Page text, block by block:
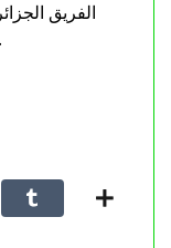
الفريق
لبعض الوقت، استعدادًا لاستئناف المباراة.